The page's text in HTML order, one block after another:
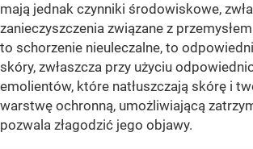
mają jednak czynniki środowiskowe,
zanieczyszczenia związane z
to schorzenie nieuleczalne, to
skóry, zwłaszcza przy użyciu
emolientów, które natłuszczają skórę i
warstwę ochronną, umożliwiającą
pozwala złagodzić jego objawy.